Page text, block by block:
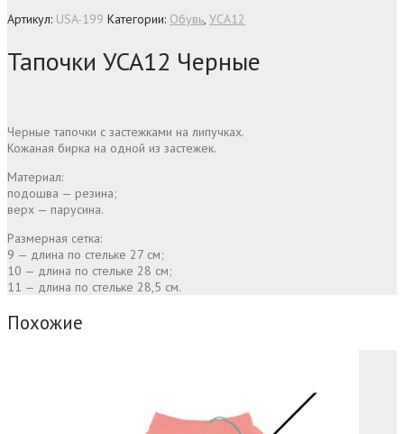
Артикул: USA-199 Категории: Обувь, УСА12
Тапочки УСА12 Черные
Черные тапочки с застежками на липучках.
Кожаная бирка на одной из застежек.
Материал:
подошва — резина;
верх — парусина.
Размерная сетка:
9 — длина по стельке 27 см;
10 — длина по стельке 28 см;
11 — длина по стельке 28,5 см.
Похожие